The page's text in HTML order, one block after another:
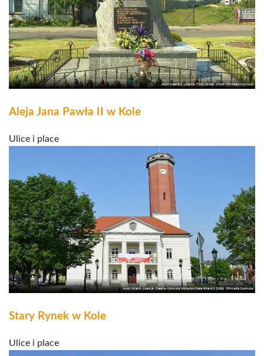
Aleja Jana Pawła II w Kole
Ulice i place
Stary Rynek w Kole
Ulice i place